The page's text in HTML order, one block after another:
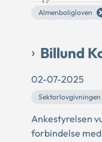
Almenboligloven
Billund
02-07-2025
Sektorlovgivningen
Ankestyrelsen
forbindelse